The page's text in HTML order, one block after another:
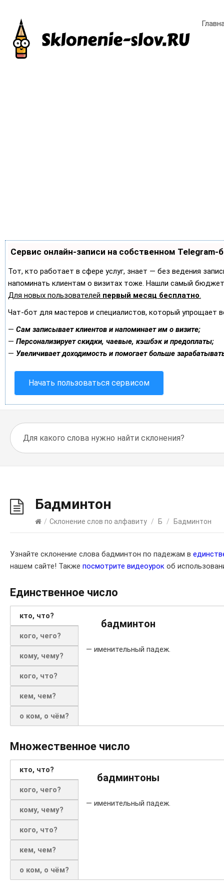
Сервис онлайн-записи на собственном Telegram-
Тот, кто работает в сфере услуг, знает — без ведения
напоминать клиентам о визитах тоже. Нашли самый
Для новых пользователей первый месяц бесплатно.
Чат-бот для мастеров и специалистов, который упрощает
— Сам записывает клиентов и напоминает им о визите;
— Персонализирует скидки, чаевые, кэшбэк и предоплаты;
— Увеличивает доходимость и помогает больше
Начать пользоваться сервисом
Бадминтон
/ Склонение слов по алфавиту / Б / Бадминтон
Узнайте склонение слова бадминтон по падежам в
нашем сайте! Также посмотрите видеоурок об
Единственное число
кто, что?
кого, чего?
кому, чему?
кого, что?
кем, чем?
о ком, о чём?
бадминтон
— именительный падеж.
Множественное число
кто, что?
кого, чего?
кому, чему?
кого, что?
кем, чем?
о ком, о чём?
бадминтоны
— именительный падеж.